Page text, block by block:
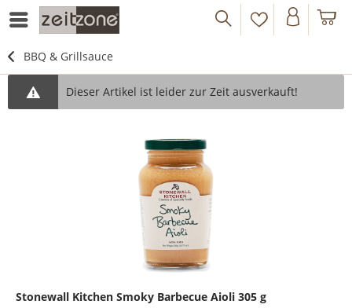
BBQ & Grillsauce
Dieser Artikel ist leider zur Zeit ausverkauft!
Stonewall Kitchen Smoky Barbecue Aioli 305 g